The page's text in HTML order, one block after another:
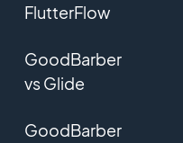
FlutterFlow
GoodBarber
vs Glide
GoodBarber